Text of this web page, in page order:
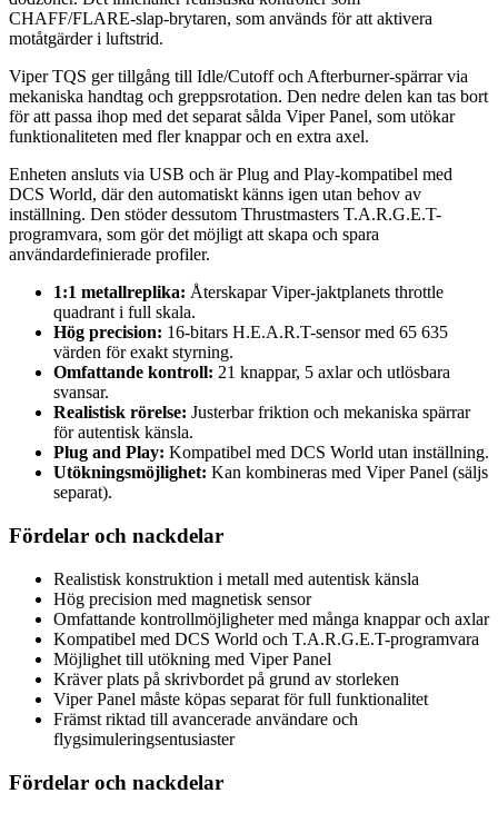
CHAFF/FLARE-slap-brytaren, som används för att aktivera
motåtgärder i luftstrid.
Viper TQS ger tillgång till Idle/Cutoff och Afterburner-spärrar via
mekaniska handtag och greppsrotation. Den nedre delen kan tas bort
för att passa ihop med det separat sålda Viper Panel, som utökar
funktionaliteten med fler knappar och en extra axel.
Enheten ansluts via USB och är Plug and Play-kompatibel med
DCS World, där den automatiskt känns igen utan behov av
inställning. Den stöder dessutom Thrustmasters T.A.R.G.E.T-
programvara, som gör det möjligt att skapa och spara
användardefinierade profiler.
1:1 metallreplika: Återskapar Viper-jaktplanets throttle
quadrant i full skala.
Hög precision: 16-bitars H.E.A.R.T-sensor med 65 635
värden för exakt styrning.
Omfattande kontroll: 21 knappar, 5 axlar och utlösbara
svansar.
Realistisk rörelse: Justerbar friktion och mekaniska spärrar
för autentisk känsla.
Plug and Play: Kompatibel med DCS World utan inställning.
Utökningsmöjlighet: Kan kombineras med Viper Panel (säljs
separat).
Fördelar och nackdelar
Realistisk konstruktion i metall med autentisk känsla
Hög precision med magnetisk sensor
Omfattande kontrollmöjligheter med många knappar och axlar
Kompatibel med DCS World och T.A.R.G.E.T-programvara
Möjlighet till utökning med Viper Panel
Kräver plats på skrivbordet på grund av storleken
Viper Panel måste köpas separat för full funktionalitet
Främst riktad till avancerade användare och
flygsimuleringsentusiaster
Fördelar och nackdelar